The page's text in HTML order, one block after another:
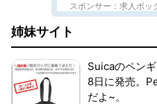
スポンサー：求人ボッ
姉妹サイト
Suicaのペン
8日に発売。
だよ~。